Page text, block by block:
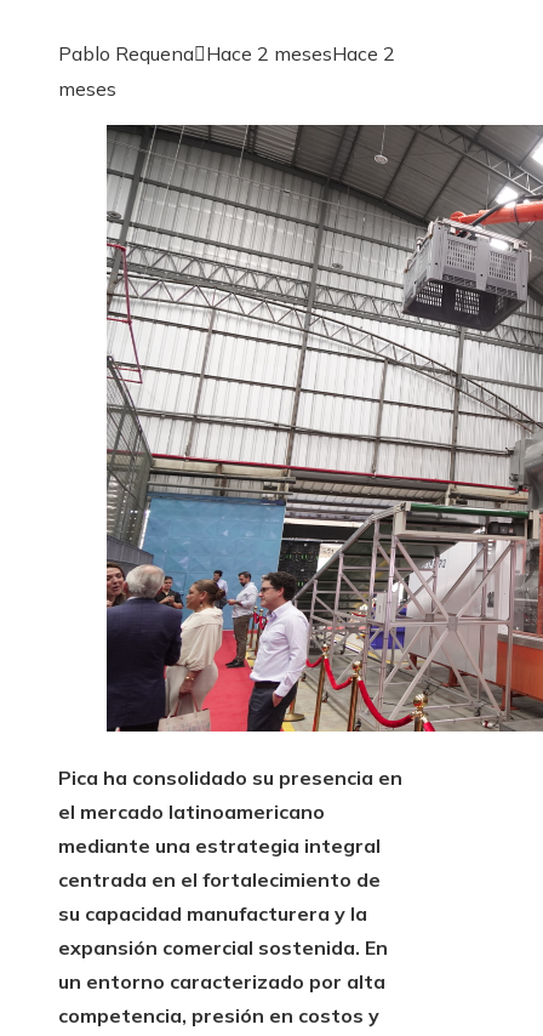
Pablo Requena Hace 2 mesesHace 2
meses
Pica ha consolidado su presencia en
el mercado latinoamericano
mediante una estrategia integral
centrada en el fortalecimiento de
su capacidad manufacturera y la
expansión comercial sostenida. En
un entorno caracterizado por alta
competencia, presión en costos y